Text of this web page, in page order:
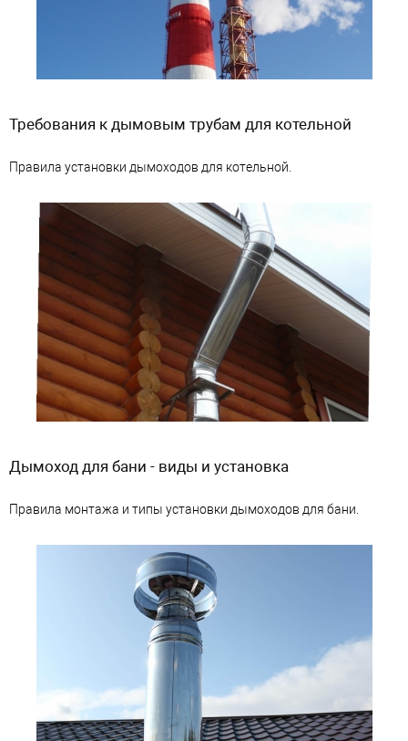
Требования к дымовым трубам для котельной
Правила установки дымоходов для котельной.
Дымоход для бани - виды и установка
Правила монтажа и типы установки дымоходов для бани.